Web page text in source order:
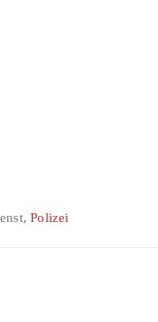
Polizei